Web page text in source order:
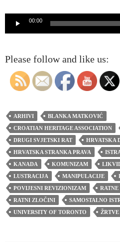
Reproduktor
00:00
Please follow and like us:
ARHIVI
BLANKA MATKOVIĆ
CROATIAN HERITAGE ASSOCIATION
DRUGI SVJETSKI RAT
HRVATSKA
HRVATSKA STRANKA PRAVA
KANADA
KOMUNIZAM
LUSTRACIJA
MANIPULACIJE
POVIJESNI REVIZIONIZAM
RATNE
RATNI ZLOČINI
SAMOSTALNO
UNIVERSITY OF TORONTO
ŽRTVE